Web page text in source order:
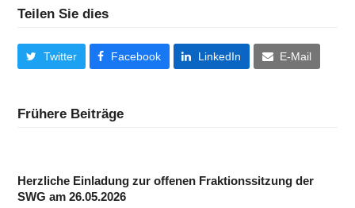
Teilen Sie dies
Twitter Facebook LinkedIn E-Mail
Frühere Beiträge
Herzliche Einladung zur offenen Fraktionssitzung der
SWG am 26.05.2026